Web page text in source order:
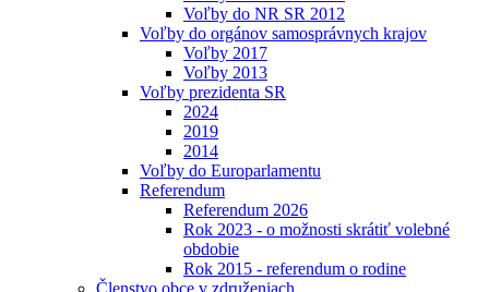
Voľby do NR SR 2012
Voľby do orgánov samosprávnych krajov
Voľby 2017
Voľby 2013
Voľby prezidenta SR
2024
2019
2014
Voľby do Europarlamentu
Referendum
Referendum 2026
Rok 2023 - o možnosti skrátiť volebné
obdobie
Rok 2015 - referendum o rodine
Členstvo obce v združeniach